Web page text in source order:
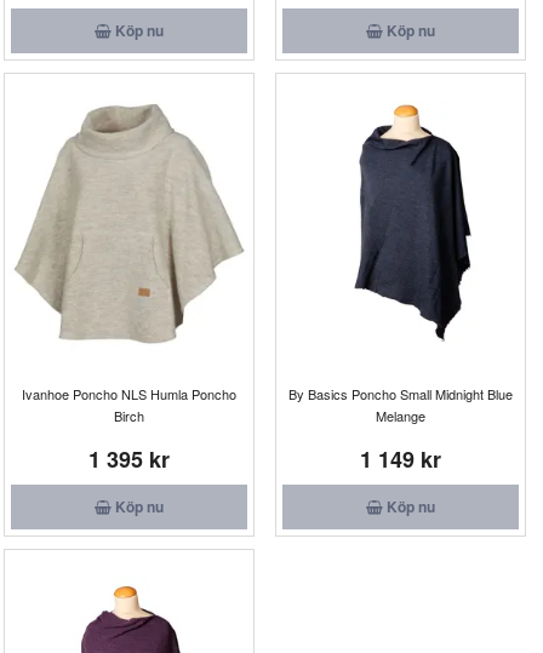
Köp nu Köp nu
Ivanhoe Poncho NLS Humla Poncho
Birch
1 395 kr
Köp nu
By Basics Poncho Small Midnight Blue
Melange
1 149 kr
Köp nu